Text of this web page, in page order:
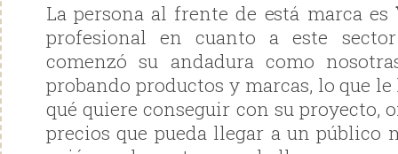
La persona al frente de está marca es
profesional en cuanto a este
comenzó su andadura como
probando productos y marcas, lo que
qué quiere conseguir con su proyecto,
precios que pueda llegar a un público